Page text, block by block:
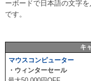
ーボードで日本語の文字
です。
キ
マウスコンピューター
・ウィンターセール